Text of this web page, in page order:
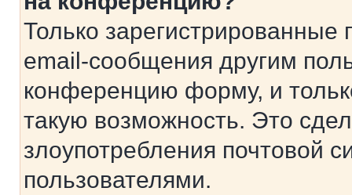
Только зарегистрированные
email-сообщения другим
конференцию форму, и
такую возможность. Это
злоупотребления почтовой
пользователями.